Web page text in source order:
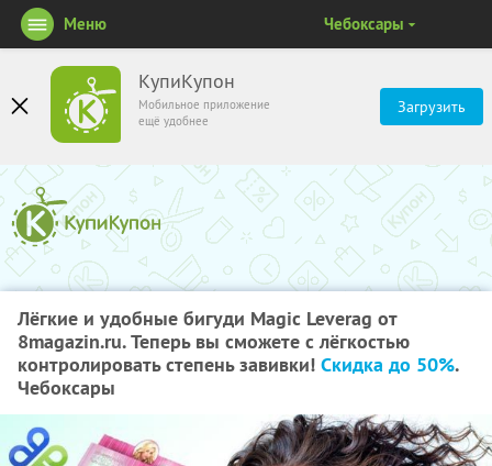
КупиКупон
Мобильное приложение
ещё удобнее
Загрузить
Меню Чебоксары
Лёгкие и удобные бигуди Magic Leverag от
8magazin.ru. Теперь вы сможете с лёгкостью
контролировать степень завивки! Скидка до 50%.
Чебоксары